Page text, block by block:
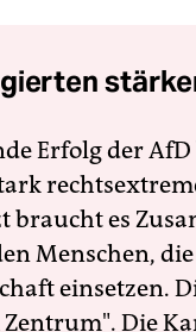
Erfolg der
braucht es
Menschen,
einsetzen.
Die